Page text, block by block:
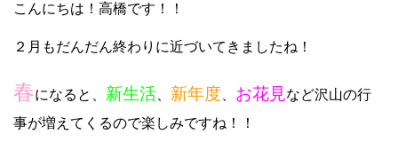
こんにちは！高橋です！！
２月もだんだん終わりに近づいてきましたね！
春になると、 新生活 新年度 お花見など沢山の行
事が増えてくるので楽しみですね！！